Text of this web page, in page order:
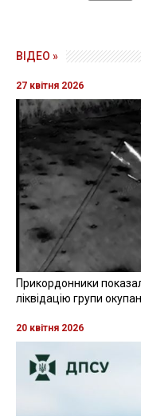
ВІДЕО »
27 квітня 2026
Прикордонники
ліквідацію групи
20 квітня 2026